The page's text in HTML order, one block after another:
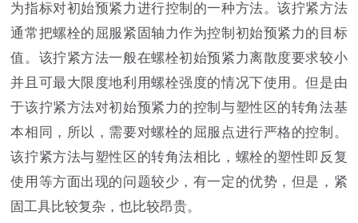
为指标对初始预紧力进行控制的一种方法。该拧紧方法
通常把螺栓的屈服紧固轴力作为控制初始预紧力的目标
值。该拧紧方法一般在螺栓初始预紧力离散度要求较小
并且可最大限度地利用螺栓强度的情况下使用。但是由
于该拧紧方法对初始预紧力的控制与塑性区的转角法基
本相同，所以，需要对螺栓的屈服点进行严格的控制。
该拧紧方法与塑性区的转角法相比，螺栓的塑性即反复
使用等方面出现的问题较少，有一定的优势，但是，紧
固工具比较复杂，也比较昂贵。